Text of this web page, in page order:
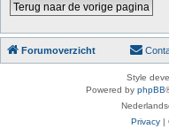
Terug naar de vorige pagina
Forumoverzicht
Style
Powered by phpBB
Privacy |